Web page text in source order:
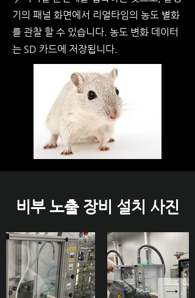
기의 패널 화면에서 리얼타임의 농도 별화
를 관찰 할 수 있습니다. 농도 변화 데이터
는 SD 카드에 저장됩니다.
​비부 노출 장비 설치 사진